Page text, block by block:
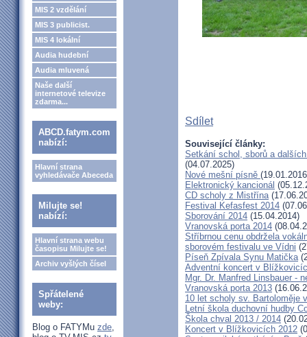
MIS 2 vzdělání
MIS 3 publicist.
MIS 4 lokální
Audia hudební
Audia mluvená
Naše další
internetové televize
zdarma...
ABCD.fatym.com
nabízí:
Hlavní strana
vyhledávače Abeceda
Milujte se!
nabízí:
Hlavní strana webu
časopisu Milujte se!
Archiv vyšlých čísel
Spřátelené
weby:
Blog o FATYMu zde,
Sdílet
Související články:
Setkání schol, sborů a
(04.07.2025)
Nové mešní písně
Elektronický kancionál
CD scholy z Mistřína
Festival Kefasfest 2014
Sborování 2014 (15.04.2014)
Vranovská porta 2014
Stříbrnou cenu obdržela
sborovém festivalu ve Vídni
Píseň Zpívala Synu Matička
Adventní koncert v
Mgr. Dr. Manfred Linsbauer -
Vranovská porta 2013
10 let scholy sv. Bartoloměje
Letní škola duchovní hudby
Škola chval 2013 / 2014
Koncert v Blížkovicích 2012